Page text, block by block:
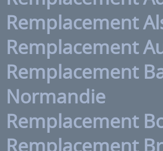
Remplacement
Remplacement
Remplacement
Normandie
Remplacement
Remplacement